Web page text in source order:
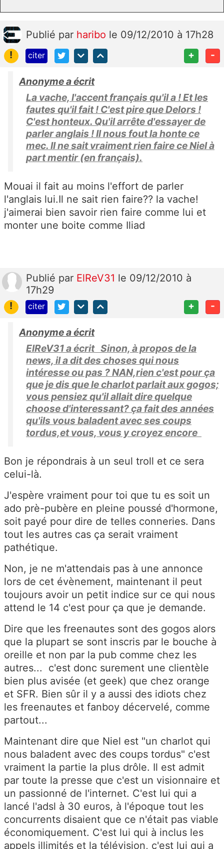
Publié par haribo le 09/12/2010 à 17h28
!
citer + -
Anonyme a écrit
La vache, l'accent français qu'il a ! Et les
fautes qu'il fait ! C'est pire que Delors !
C'est honteux. Qu'il arrête d'essayer de
parler anglais ! Il nous fout la honte ce
mec. Il ne sait vraiment rien faire ce Niel à
part mentir (en français).
Mouai il fait au moins l'effort de parler
l'anglais lui.Il ne sait rien faire?? la vache!
j'aimerai bien savoir rien faire comme lui et
monter une boite comme Iliad
Publié par ElReV31 le 09/12/2010 à
17h29
!
citer + -
Anonyme a écrit
ElReV31 a écrit Sinon, à propos de la
news, il a dit des choses qui nous
intéresse ou pas ? NAN,rien c'est pour ça
que je dis que le charlot parlait aux gogos;
vous pensiez qu'il allait dire quelque
choose d'interessant? ça fait des années
qu'ils vous baladent avec ses coups
tordus,et vous, vous y croyez encore
Bon je répondrais à un seul troll et ce sera
celui-là.
J'espère vraiment pour toi que tu es soit un
ado prè-pubère en pleine poussé d'hormone,
soit payé pour dire de telles conneries. Dans
tout les autres cas ça serait vraiment
pathétique.
Non, je ne m'attendais pas à une annonce
lors de cet évènement, maintenant il peut
toujours avoir un petit indice sur ce qui nous
attend le 14 c'est pour ça que je demande.
Dire que les freenautes sont des gogos alors
que la plupart se sont inscris par le bouche à
oreille et non par la pub comme chez les
autres... c'est donc surement une clientèle
bien plus avisée (et geek) que chez orange
et SFR. Bien sûr il y a aussi des idiots chez
les freenautes et fanboy décervelé, comme
partout...
Maintenant dire que Niel est "un charlot qui
nous baladent avec des coups tordus" c'est
vraiment la partie la plus drôle. Il est admit
par toute la presse que c'est un visionnaire et
un passionné de l'internet. C'est lui qui a
lancé l'adsl à 30 euros, à l'époque tout les
concurrents disaient que ce n'était pas viable
économiquement. C'est lui qui à inclus les
appels illimités et la télévision, c'est lui qui a